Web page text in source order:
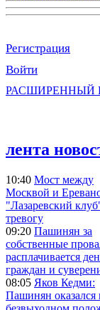
Регистрация
Войти
РАСШИРЕННЫЙ
лента
10:40 Мост между
Москвой и
"Лазаревский
тревогу
09:20 Пашинян за
собственные
расплачивается
граждан и
08:05 Яков Кедми:
Пашинян оказался